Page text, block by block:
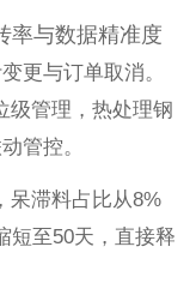
率与数据精准度
更与订单取消。
级管理，热处理钢
管控。
呆滞料占比从8%
短至50天，直接释